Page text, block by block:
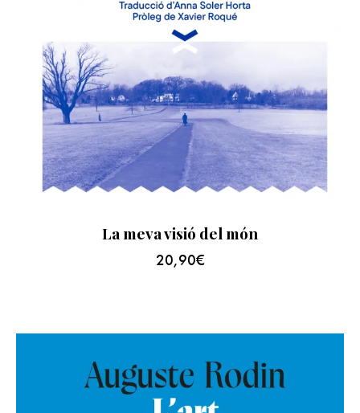
La meva visió del món
20,90€